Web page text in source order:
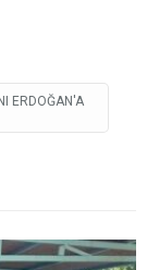
ERDOĞAN'A